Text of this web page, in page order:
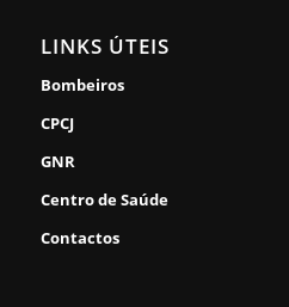
LINKS ÚTEIS
Bombeiros
CPCJ
GNR
Centro de Saúde
Contactos